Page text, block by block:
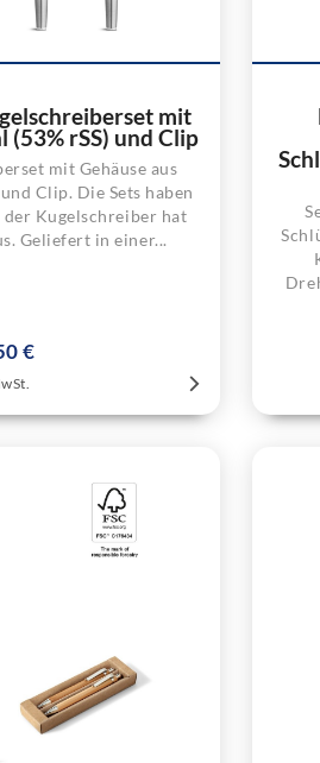
mit
(53% rSS) und Clip
mit Gehäuse aus
Clip. Die Sets haben
Kugelschreiber hat
Geliefert in einer...
€